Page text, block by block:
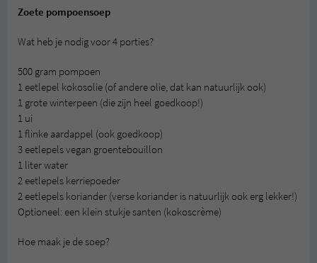
Zoete pompoensoep
Wat heb je nodig voor 4 porties?
500 gram pompoen
1 eetlepel kokosolie (of andere olie, dat kan natuurlijk ook)
1 grote winterpeen (die zijn heel goedkoop!)
1 ui
1 flinke aardappel (ook goedkoop)
3 eetlepels vegan groentebouillon
1 liter water
2 eetlepels kerriepoeder
2 eetlepels koriander (verse koriander is natuurlijk ook erg lekker!)
Optioneel: een klein stukje santen (kokoscrème)
Hoe maak je de soep?